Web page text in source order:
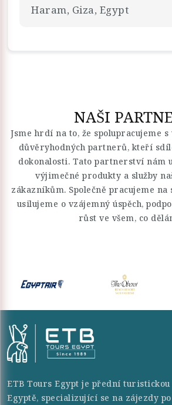
Haram, Giza, Egypt
NAŠI
Jsme hrdí na to, že spolupracujeme
důvěryhodných partnerů, kteří
dokonalosti. Tato partnerství nám
výjimečné produkty a služby
zákazníkům. Společně pracujeme na
usilujeme o vzájemný úspěch,
růst ve všem, co
ETB Tours Egypt je přední turistickou
Egyptě, specializující se na zájezdy